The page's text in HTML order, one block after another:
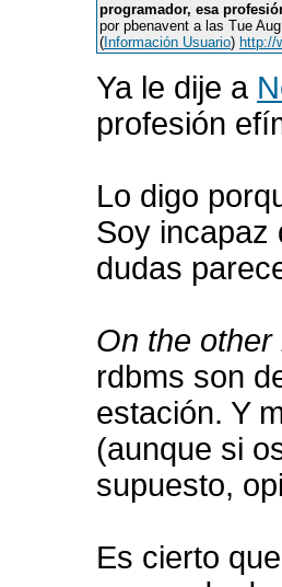
programador, esa
por pbenavent a las Tue
( Información Usuario) http://
Ya le dije a
profesión
Lo digo
Soy incapaz
dudas
On the other
rdbms son
estación. Y
(aunque si
supuesto,
Es cierto